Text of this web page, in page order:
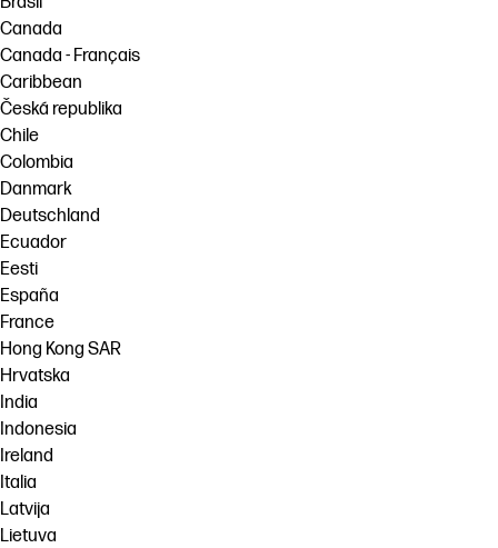
Canada
Canada - Français
Caribbean
Česká republika
Chile
Colombia
Danmark
Deutschland
Ecuador
Eesti
España
France
Hong Kong SAR
Hrvatska
India
Indonesia
Ireland
Italia
Latvija
Lietuva